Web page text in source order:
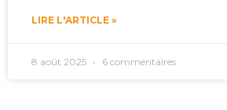
LIRE L'ARTICLE »
8 août 2025 6 commentaires